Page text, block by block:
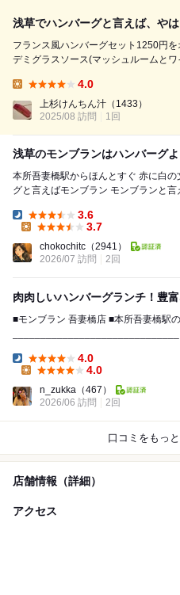
浅草でハンバーグと言えば、や
フランス風ハンバーグセット1250円をオーダー
デミグラスソース(マッシュルームとワインの
して鉄板が到着です 国産牛肩ロース100%を使用したハンバーグは肉感が
良い、厚みしっか...
4.0
上杉けんちん汁 （1433）
2025/08 訪問
1回
浅草のモンブランはハンバーグよ
本所吾妻橋駅からほんとすぐ 赤に白の文字が映えるよね 浅草でハンバー
グと言えばモンブラン モンブランと言えばハンバーグ 久しぶりだなと思
Dinner:
3.6
3.7
chokochitc （2941）
2026/07 訪問
2回
肉肉しいハンバーグランチ！豊
■モンブラン 吾妻橋店 ■本所吾妻橋駅のA1出口目の前
Dinner:
4.0
4.0
n_zukka （467）
2026/06 訪問
2回
口コミをもっ
店舗情報（詳細）
アクセス